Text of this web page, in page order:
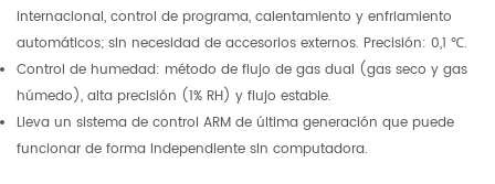
internacional, control de programa, calentamiento y enfriamiento
automáticos; sin necesidad de accesorios externos. Precisión: 0,1 ℃.
Control de humedad: método de flujo de gas dual (gas seco y gas
húmedo), alta precisión (1% RH) y flujo estable.
Lleva un sistema de control ARM de última generación que puede
funcionar de forma independiente sin computadora.